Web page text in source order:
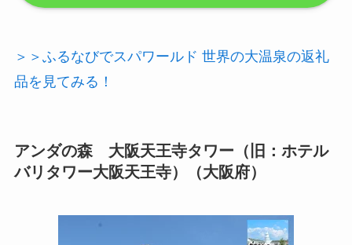
＞＞ふるなびでスパワールド 世界の大温泉の返礼
品を見てみる！
アンダの森 大阪天王寺タワー（旧：ホテル
バリタワー大阪天王寺）（大阪府）